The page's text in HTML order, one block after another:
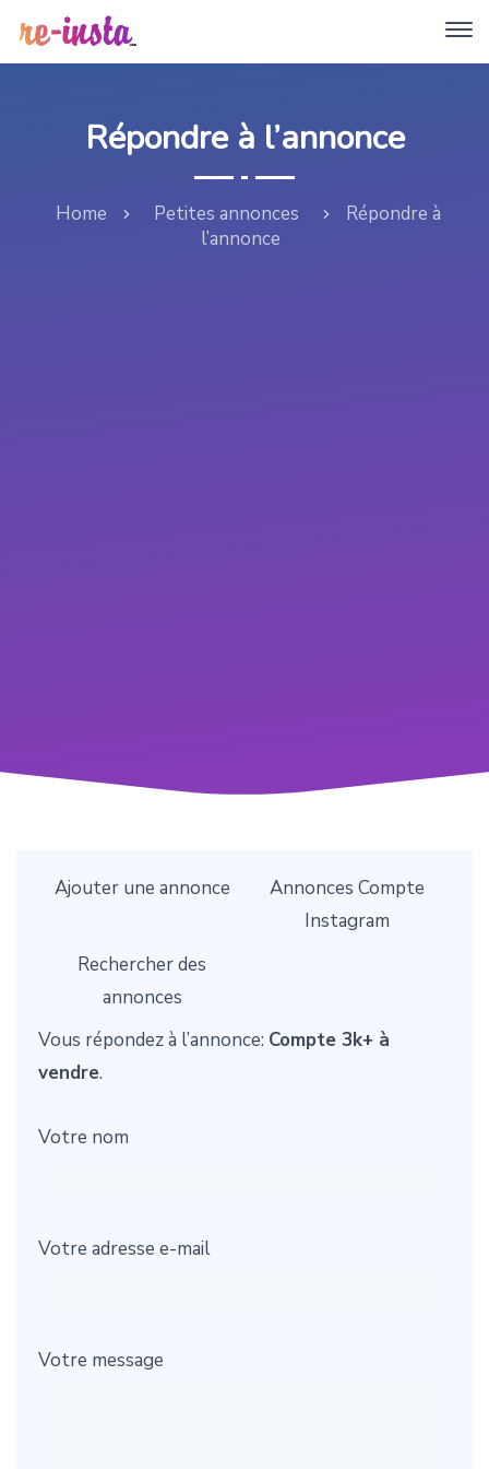
Répondre à l’annonce
Home Petites annonces
Répondre à
l’annonce
Ajouter une annonce
Annonces Compte
Instagram
Rechercher des
annonces
Vous répondez à l’annonce: Compte 3k+ à
vendre.
Votre nom
Votre adresse e-mail
Votre message